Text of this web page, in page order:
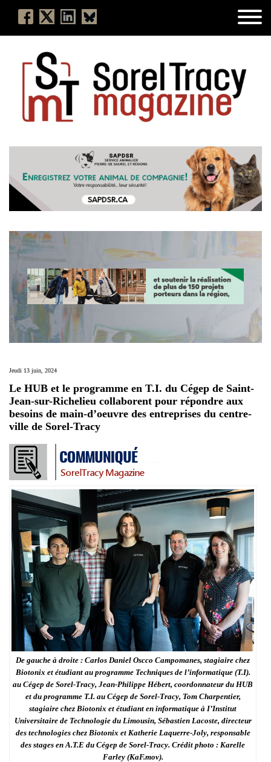
Jeudi 13 juin, 2024
Le HUB et le programme en T.I. du Cégep de Saint-
Jean-sur-Richelieu collaborent pour répondre aux
besoins de main-d’oeuvre des entreprises du centre-
ville de Sorel-Tracy
De gauche à droite : Carlos Daniel Oscco Campomanes, stagiaire chez
Biotonix et étudiant au programme Techniques de l’informatique (T.I).
au Cégep de Sorel-Tracy, Jean-Philippe Hébert, coordonnateur du HUB
et du programme T.I. au Cégep de Sorel-Tracy, Tom Charpentier,
stagiaire chez Biotonix et étudiant en informatique à I’Institut
Universitaire de Technologie du Limousin, Sébastien Lacoste, directeur
des technologies chez Biotonix et Katherie Laquerre-Joly, responsable
des stages en A.T.E du Cégep de Sorel-Tracy. Crédit photo : Karelle
Farley (KaF.mov).